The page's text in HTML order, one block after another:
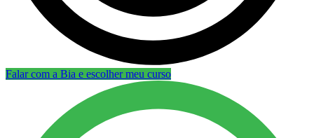
Falar com a Bia e escolher meu curso